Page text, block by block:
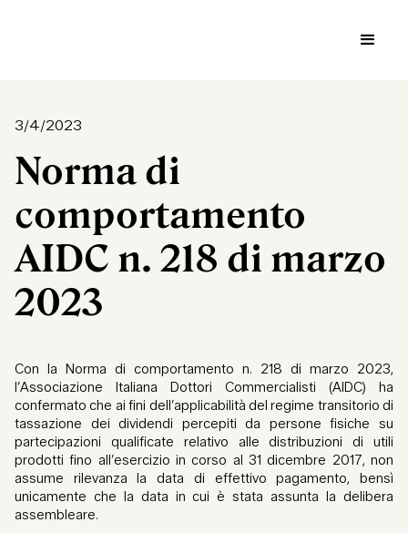
3/4/2023
Norma di
comportamento
AIDC n. 218 di marzo
2023
Con la Norma di comportamento n. 218 di marzo 2023,
l’Associazione Italiana Dottori Commercialisti (AIDC) ha
confermato che ai fini dell’applicabilità del regime transitorio di
tassazione dei dividendi percepiti da persone fisiche su
partecipazioni qualificate relativo alle distribuzioni di utili
prodotti fino all’esercizio in corso al 31 dicembre 2017, non
assume rilevanza la data di effettivo pagamento, bensì
unicamente che la data in cui è stata assunta la delibera
assembleare.